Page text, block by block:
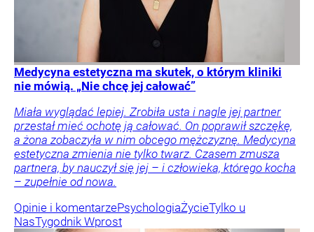
Medycyna estetyczna ma skutek, o którym kliniki
nie mówią. „Nie chcę jej całować”
Miała wyglądać lepiej. Zrobiła usta i nagle jej partner
przestał mieć ochotę ją całować. On poprawił szczękę,
a żona zobaczyła w nim obcego mężczyznę. Medycyna
estetyczna zmienia nie tylko twarz. Czasem zmusza
partnera, by nauczył się jej – i człowieka, którego kocha
– zupełnie od nowa.
Opinie i komentarzePsychologiaŻycieTylko u
NasTygodnik Wprost